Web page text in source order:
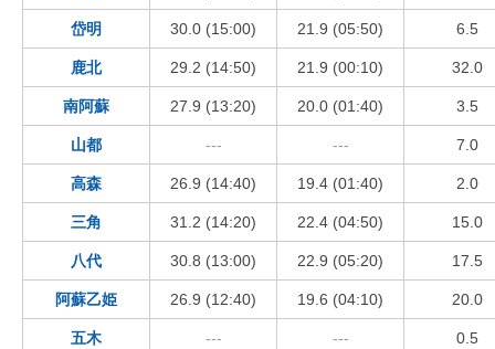
岱明 30.0 (15:00) 21.9 (05:50) 6.5
鹿北 29.2 (14:50) 21.9 (00:10) 32.0
南阿蘇 27.9 (13:20) 20.0 (01:40) 3.5
山都 --- --- 7.0
高森 26.9 (14:40) 19.4 (01:40) 2.0
三角 31.2 (14:20) 22.4 (04:50) 15.0
八代 30.8 (13:00) 22.9 (05:20) 17.5
阿蘇乙姫 26.9 (12:40) 19.6 (04:10) 20.0
五木 --- --- 0.5